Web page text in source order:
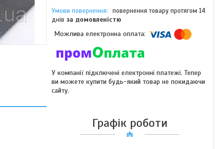
повернення товару протягом 14
днів за домовленістю
У компанії підключені електронні платежі. Тепер
ви можете купити будь-який товар не покидаючи
сайту.
Графік роботи